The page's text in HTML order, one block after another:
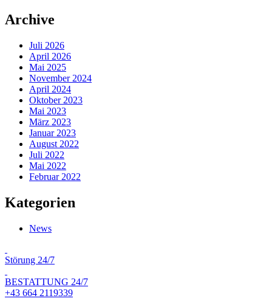
Archive
Juli 2026
April 2026
Mai 2025
November 2024
April 2024
Oktober 2023
Mai 2023
März 2023
Januar 2023
August 2022
Juli 2022
Mai 2022
Februar 2022
Kategorien
News
Störung 24/7
BESTATTUNG 24/7
+43 664 2119339